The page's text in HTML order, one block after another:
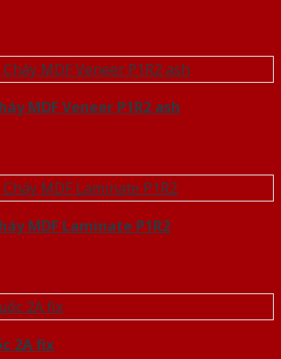
MDF Veneer P1R2 ash
MDF Laminate P1R2
2A fix